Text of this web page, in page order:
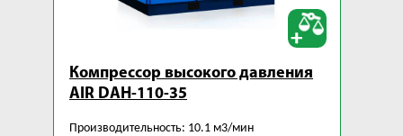
Компрессор высокого давления
AIR DAH-110-35
Производительность: 10.1 м3/мин